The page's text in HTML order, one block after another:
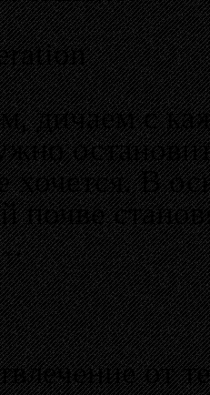
дичаем с
хочется. В
почве
от